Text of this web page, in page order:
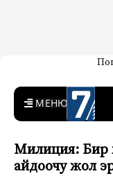
7-
Жаңылыктар —
MENU
Милиция: Бир
айдоочу жол